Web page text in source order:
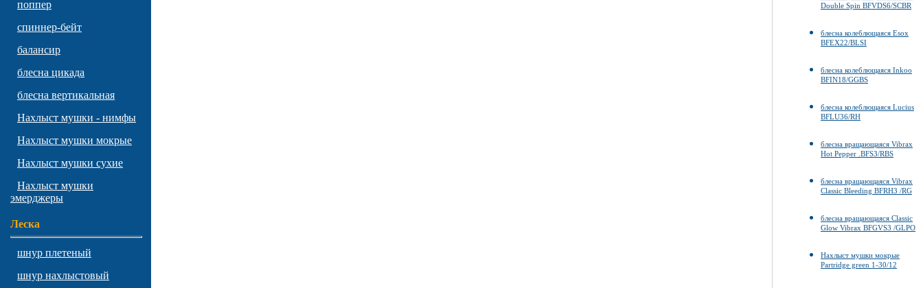
поппер
спиннер-бейт
балансир
блесна цикада
блесна вертикальная
Нахлыст мушки - нимфы
Нахлыст мушки мокрые
Нахлыст мушки сухие
Нахлыст мушки
эмерджеры
Леска
шнур плетеный
шнур нахлыстовый
Double Spin BFVDS6/SCBR
блесна колеблющаяся Esox
BFEX22/BLSI
блесна колеблющаяся Inkoo
BFIN18/GGBS
блесна колеблющаяся Lucius
BFLU36/RH
блесна вращающаяся Vibrax
Hot Pepper .BFS3/RBS
блесна вращающаяся Vibrax
Classic Bleeding BFRH3 /RG
блесна вращающаяся Classic
Glow Vibrax BFGVS3 /GLPO
Нахлыст мушки мокрые
Partridge green 1-30/12